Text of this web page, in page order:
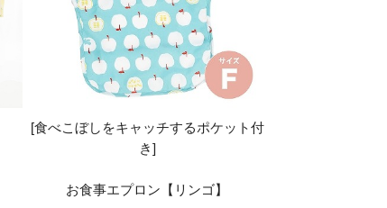
[食べこぼしをキャッチするポケット付
き]
お食事エプロン【リンゴ】